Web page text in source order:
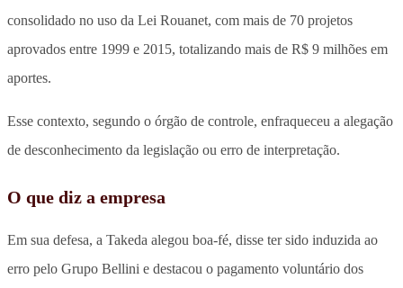
consolidado no uso da Lei Rouanet, com mais de 70 projetos
aprovados entre 1999 e 2015, totalizando mais de R$ 9 milhões em
aportes.
Esse contexto, segundo o órgão de controle, enfraqueceu a alegação
de desconhecimento da legislação ou erro de interpretação.
O que diz a empresa
Em sua defesa, a Takeda alegou boa-fé, disse ter sido induzida ao
erro pelo Grupo Bellini e destacou o pagamento voluntário dos